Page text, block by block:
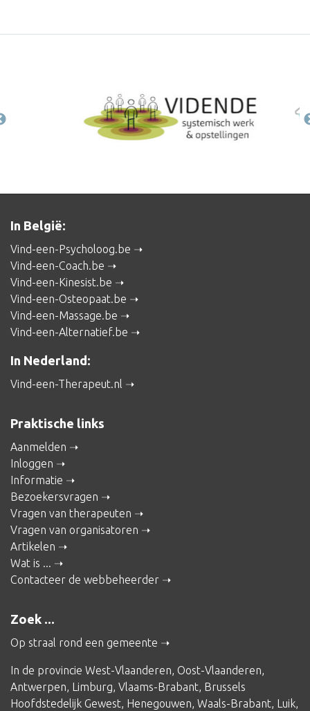
In België:
Vind-een-Psycholoog.be
Vind-een-Coach.be
Vind-een-Kinesist.be
Vind-een-Osteopaat.be
Vind-een-Massage.be
Vind-een-Alternatief.be
In Nederland:
Vind-een-Therapeut.nl
Praktische links
Aanmelden
Inloggen
Informatie
Bezoekersvragen
Vragen van therapeuten
Vragen van organisatoren
Artikelen
Wat is ...
Contacteer de webbeheerder
Zoek ...
Op straal rond een gemeente
In de provincie West-Vlaanderen, Oost-Vlaanderen,
Antwerpen, Limburg, Vlaams-Brabant, Brussels
Hoofdstedelijk Gewest, Henegouwen, Waals-Brabant, Luik,